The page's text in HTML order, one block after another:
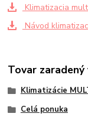
Klimatizacia
Návod
Tovar
Klimatizácie
Celá ponuka